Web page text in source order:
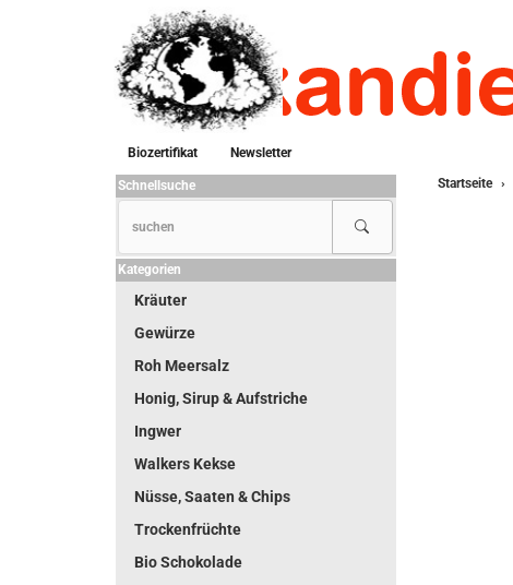
Biozertifikat
Newsletter
Startseite
Schnellsuche
Kategorien
Kräuter
Gewürze
Roh Meersalz
Honig, Sirup & Aufstriche
Ingwer
Walkers Kekse
Nüsse, Saaten & Chips
Trockenfrüchte
Bio Schokolade